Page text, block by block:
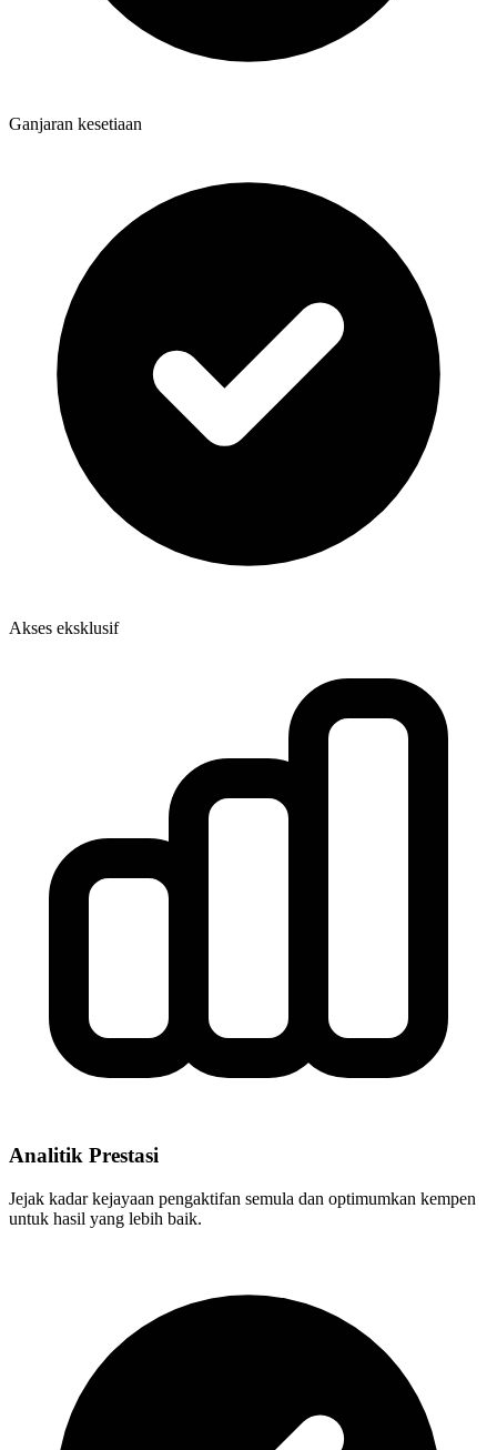
Ganjaran kesetiaan
Akses eksklusif
Analitik Prestasi
Jejak kadar kejayaan pengaktifan semula dan optimumkan kempen
untuk hasil yang lebih baik.